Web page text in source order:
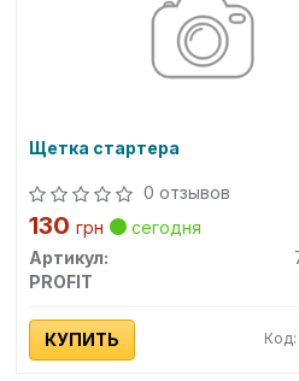
Щетка стартера
0 отзывов
130грн
сегодня
Артикул:
PROFIT
КУПИТЬ